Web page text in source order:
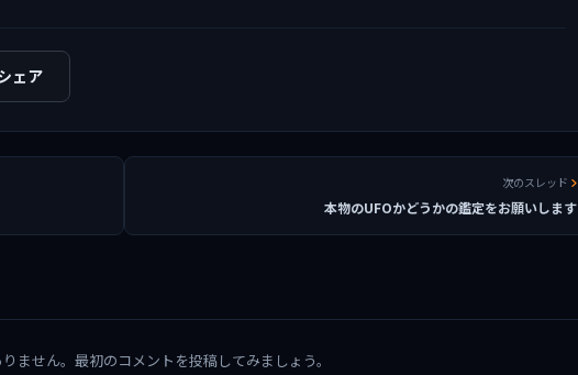
ェア
次のスレッド
本物のUFOかどうかの鑑定をお願いします
ません。最初のコメントを投稿してみましょう。